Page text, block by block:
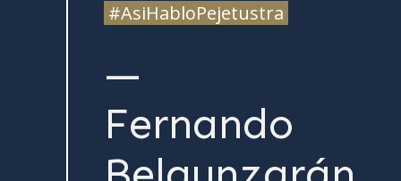
#AsiHabloPejetustra
—
Fernando